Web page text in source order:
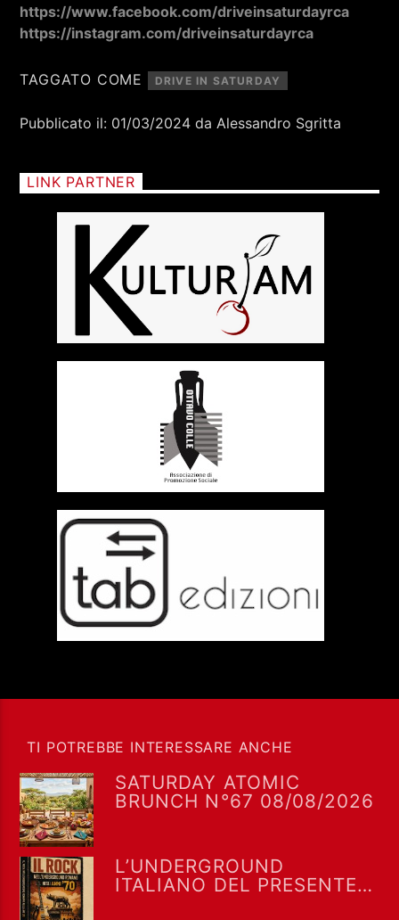
https://www.facebook.com/driveinsaturdayrca
https://instagram.com/driveinsaturdayrca
TAGGATO COME DRIVE IN SATURDAY
Pubblicato il: 01/03/2024 da Alessandro Sgritta
LINK PARTNER
TI POTREBBE INTERESSARE ANCHE
SATURDAY ATOMIC
BRUNCH N°67 08/08/2026
L’UNDERGROUND
ITALIANO DEL PRESENTE E